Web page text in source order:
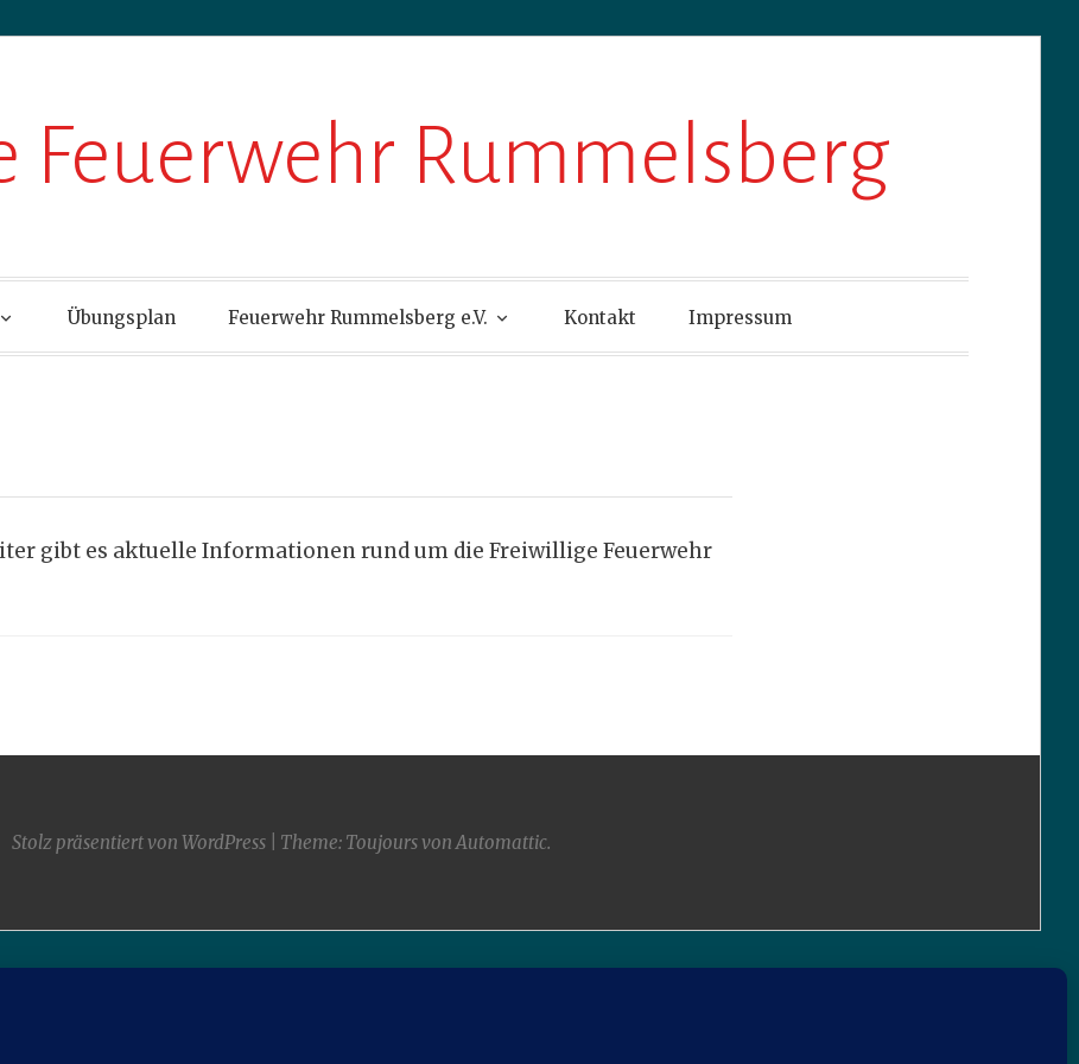
Feuerwehr Rummelsberg
Übungsplan Feuerwehr Rummelsberg e.V. Kontakt Impressum
gibt es aktuelle Informationen rund um die Freiwillige Feuerwehr
Stolz präsentiert von WordPress Theme: Toujours von Automattic.